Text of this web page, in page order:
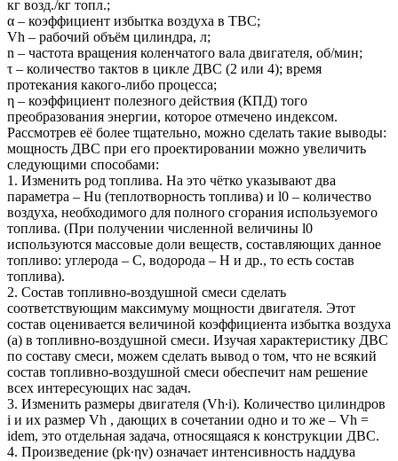
кг возд./кг топл.;
α – коэффициент избытка воздуха в ТВС;
Vh – рабочий объём цилиндра, л;
n – частота вращения коленчатого вала двигателя, об/мин;
τ – количество тактов в цикле ДВС (2 или 4); время
протекания какого-либо процесса;
η – коэффициент полезного действия (КПД) того
преобразования энергии, которое отмечено индексом.
Рассмотрев её более тщательно, можно сделать такие выводы:
мощность ДВС при его проектировании можно увеличить
следующими способами:
1. Изменить род топлива. На это чётко указывают два
параметра – Нu (теплотворность топлива) и l0 – количество
воздуха, необходимого для полного сгорания используемого
топлива. (При получении численной величины l0
используются массовые доли веществ, составляющих данное
топливо: углерода – С, водорода – Н и др., то есть состав
топлива).
2. Состав топливно-воздушной смеси сделать
соответствующим максимуму мощности двигателя. Этот
состав оценивается величиной коэффициента избытка воздуха
(a) в топливно-воздушной смеси. Изучая характеристику ДВС
по составу смеси, можем сделать вывод о том, что не всякий
состав топливно-воздушной смеси обеспечит нам решение
всех интересующих нас задач.
3. Изменить размеры двигателя (Vh∙i). Количество цилиндров
i и их размер Vh , дающих в сочетании одно и то же – Vh =
idem, это отдельная задача, относящаяся к конструкции ДВС.
4. Произведение (pk∙ηv) означает интенсивность наддува